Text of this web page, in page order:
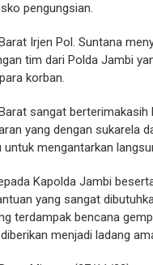
pengungsian.
Irjen Pol. Suntana
tim dari Polda Jambi
korban.
sangat berterimakasih
yang dengan sukarela
untuk mengantarkan
Kapolda Jambi
yang sangat
terdampak bencana
menjadi ladang